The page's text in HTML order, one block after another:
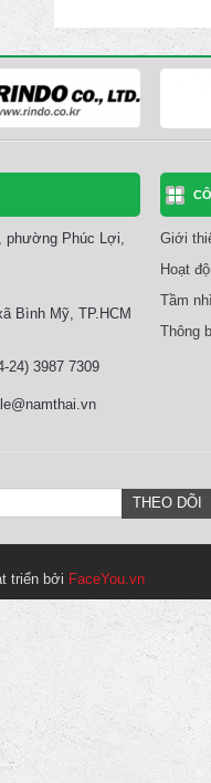
phường Phúc Lợi,
Bình Mỹ, TP.HCM
24) 3987 7309
Giới
Hoạt
Tầm
Thông
triển bởi FaceYou.vn